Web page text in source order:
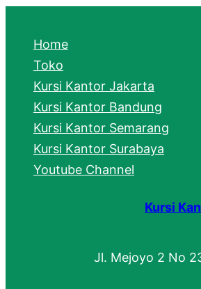
r
h
Home
Toko
Kursi Kantor Jakarta
Kursi Kantor Bandung
Kursi Kantor Semarang
Kursi Kantor Surabaya
Youtube Channel
Kursi
Jl. Mejoyo 2 No